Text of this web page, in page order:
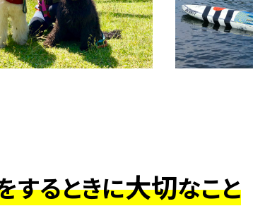
するときに大切なこと